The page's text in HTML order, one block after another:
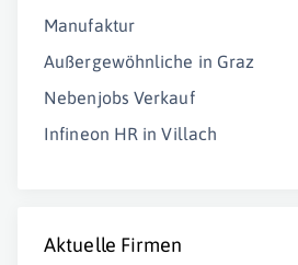
Manufaktur
Außergewöhnliche in Graz
Nebenjobs Verkauf
Infineon HR in Villach
Aktuelle Firmen